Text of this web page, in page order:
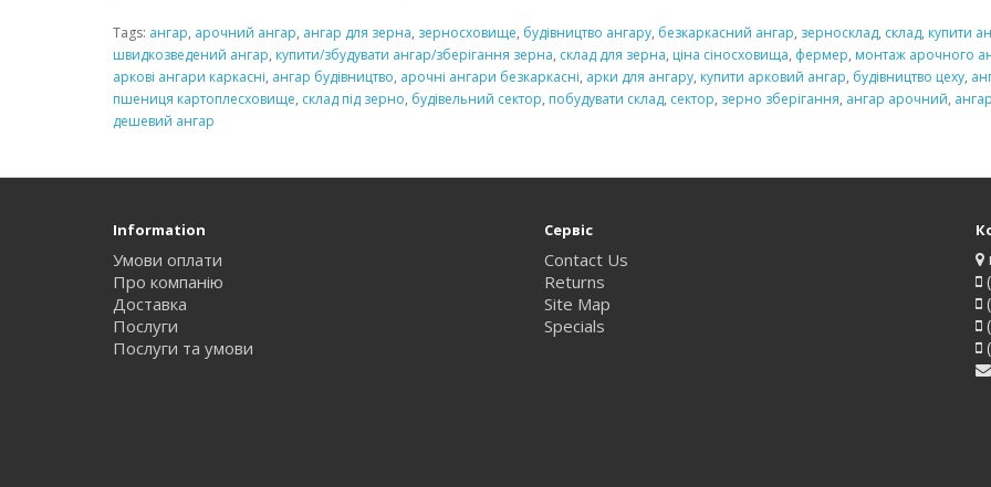
Tags: ангар, арочний ангар, ангар для зерна, зерносховище, будівництво ангару, безкаркасний ангар, зерносклад, склад, купити
швидкозведений ангар, купити/збудувати ангар/зберігання зерна, склад для зерна, ціна сіносховища, фермер, монтаж арочного
аркові ангари каркасні, ангар будівництво, арочні ангари безкаркасні, арки для ангару, купити арковий ангар, будівництво цеху,
пшениця картоплесховище, склад під зерно, будівельний сектор, побудувати склад, сектор, зерно зберігання, ангар арочний,
дешевий ангар
Information
Умови оплати
Про компанію
Доставка
Послуги
Послуги та умови
Сервіс
Contact Us
Returns
Site Map
Specials